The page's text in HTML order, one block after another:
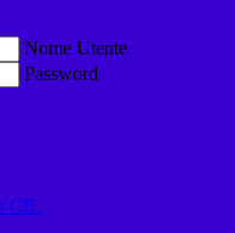
Nome Utente
Password
CIE